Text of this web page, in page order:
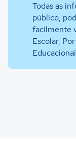
Todas as
público,
facilmente
Escolar,